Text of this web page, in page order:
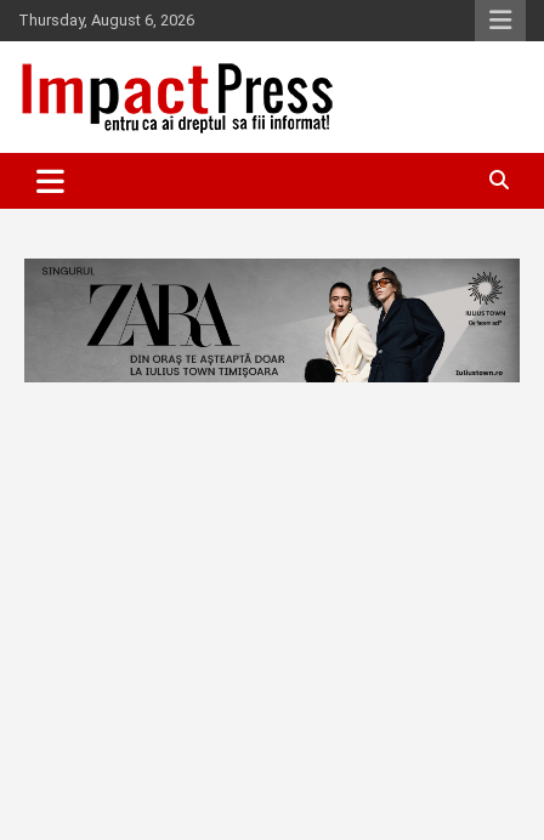
Skip
to
content
Thursday, August 6, 2026
IMPACTPRESS